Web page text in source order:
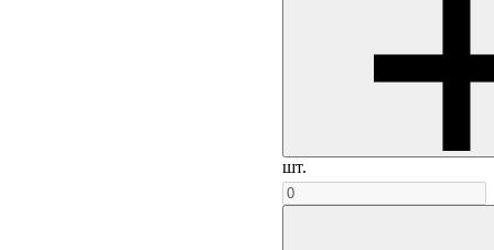
шт.